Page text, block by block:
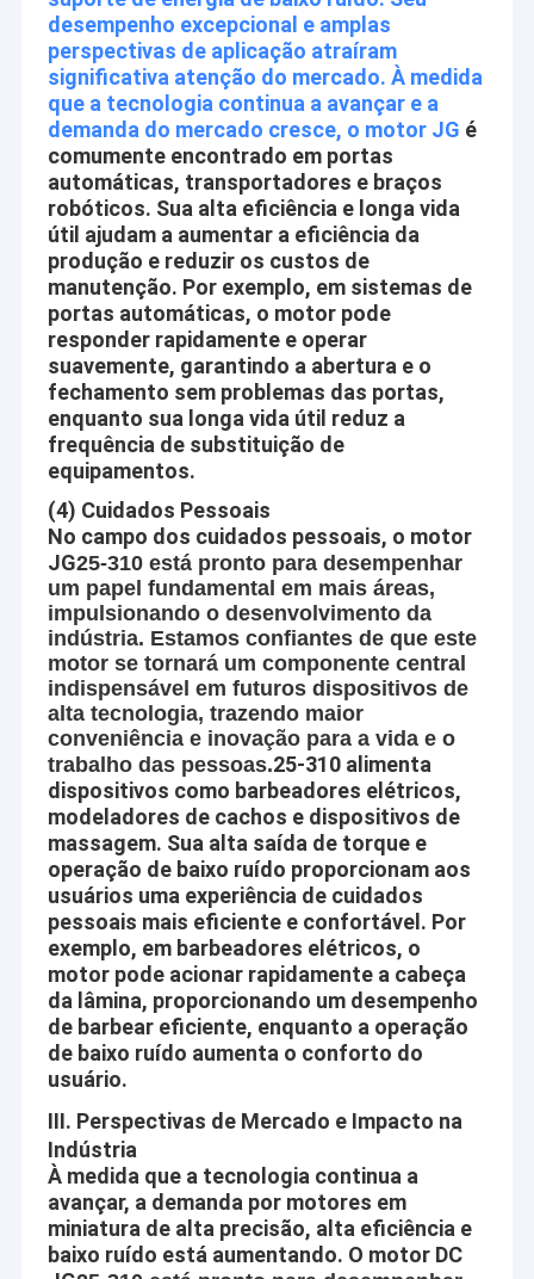
desempenho excepcional e amplas
perspectivas de aplicação atraíram
significativa atenção do mercado. À medida
que a tecnologia continua a avançar e a
demanda do mercado cresce, o motor JG é
comumente encontrado em portas
automáticas, transportadores e braços
robóticos. Sua alta eficiência e longa vida
útil ajudam a aumentar a eficiência da
produção e reduzir os custos de
manutenção. Por exemplo, em sistemas de
portas automáticas, o motor pode
responder rapidamente e operar
suavemente, garantindo a abertura e o
fechamento sem problemas das portas,
enquanto sua longa vida útil reduz a
frequência de substituição de
equipamentos.
(4) Cuidados Pessoais
No campo dos cuidados pessoais, o motor
JG25-310 está pronto para desempenhar
um papel fundamental em mais áreas,
impulsionando o desenvolvimento da
indústria. Estamos confiantes de que este
motor se tornará um componente central
indispensável em futuros dispositivos de
alta tecnologia, trazendo maior
conveniência e inovação para a vida e o
trabalho das pessoas.25-310 alimenta
dispositivos como barbeadores elétricos,
modeladores de cachos e dispositivos de
massagem. Sua alta saída de torque e
operação de baixo ruído proporcionam aos
usuários uma experiência de cuidados
pessoais mais eficiente e confortável. Por
exemplo, em barbeadores elétricos, o
motor pode acionar rapidamente a cabeça
da lâmina, proporcionando um desempenho
de barbear eficiente, enquanto a operação
de baixo ruído aumenta o conforto do
usuário.
III. Perspectivas de Mercado e Impacto na
Indústria
À medida que a tecnologia continua a
avançar, a demanda por motores em
miniatura de alta precisão, alta eficiência e
baixo ruído está aumentando. O motor DC